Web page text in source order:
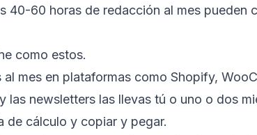
40-60 horas de redacción al mes pueden
como estos.
mes en plataformas como Shopify,
newsletters las llevas tú o uno o dos
de cálculo y copiar y pegar.